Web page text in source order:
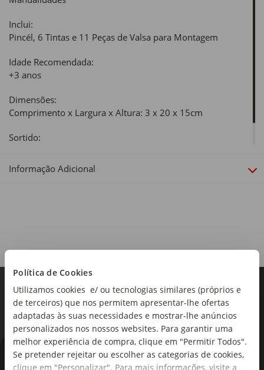
Política de Cookies
Utilizamos cookies e/ ou tecnologias similares (próprios e
de terceiros) que nos permitem apresentar-lhe ofertas
adaptadas às suas necessidades e mostrar-lhe anúncios
personalizados nos nossos websites. Para garantir uma
melhor experiência de compra, clique em "Permitir Todos".
Se pretender rejeitar ou escolher as categorias de cookies,
clique em "Personalizar". Para mais informações, visite a
Inclui:
Pincél, 6 Tintas e 11 Peças de Valsa para Montagem
Idade Recomendada:
+3 anos
Dimensões:
Comprimento x Largura x Altura: 3 x 20 x 15cm
Sortido:
Informação Adicional
As novidades mais frescas no